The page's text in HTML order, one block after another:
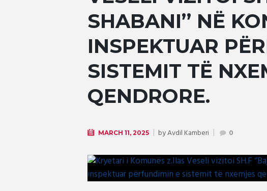
SHABANI’’ NË
INSPEKTUAR
SISTEMIT TË
QENDRORE.
MARCH 11, 2025 byAvdil Kamberi 0